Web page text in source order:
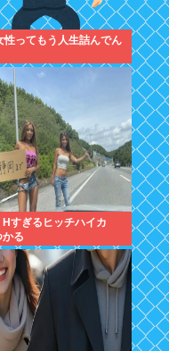
性ってもう人生詰んでん
Hすぎるヒッチハイカ
かる